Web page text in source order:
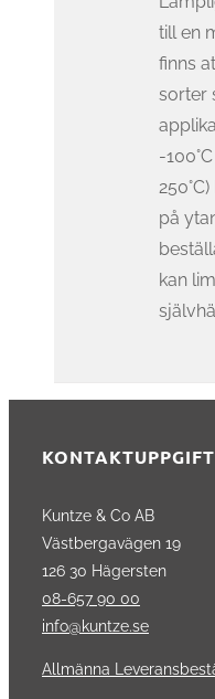
till en
finns
sorter
-
på
kan
Kuntze & Co AB
Västbergavägen 19
126 30 Hägersten
08-657 90 00
info@kuntze.se
Allmänna